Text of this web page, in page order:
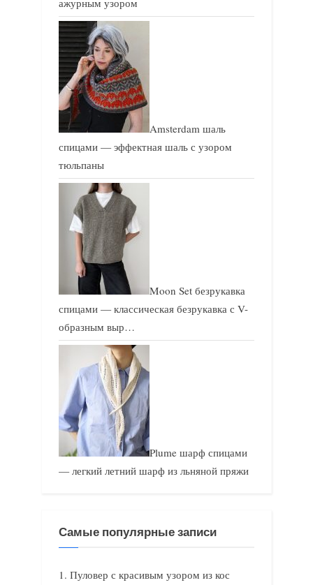
Amsterdam шаль
спицами — эффектная шаль с узором
тюльпаны
Moon Set безрукавка
спицами — классическая безрукавка с V-
образным выр…
Plume шарф спицами
— легкий летний шарф из льняной пряжи
Самые популярные записи
Пуловер с красивым узором из кос